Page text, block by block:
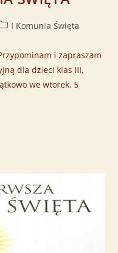
I Komunia Święta
i zapraszam
dla dzieci klas III,
we wtorek, 5